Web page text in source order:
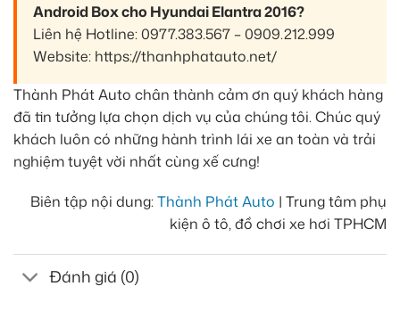
Android Box cho Hyundai Elantra 2016?
Liên hệ Hotline: 0977.383.567 – 0909.212.999
Website: https://thanhphatauto.net/
Thành Phát Auto chân thành cảm ơn quý khách hàng
đã tin tưởng lựa chọn dịch vụ của chúng tôi. Chúc quý
khách luôn có những hành trình lái xe an toàn và trải
nghiệm tuyệt vời nhất cùng xế cưng!
Biên tập nội dung:Thành Phát Auto | Trung tâm phụ
kiện ô tô, đồ chơi xe hơi TPHCM
Đánh giá (0)